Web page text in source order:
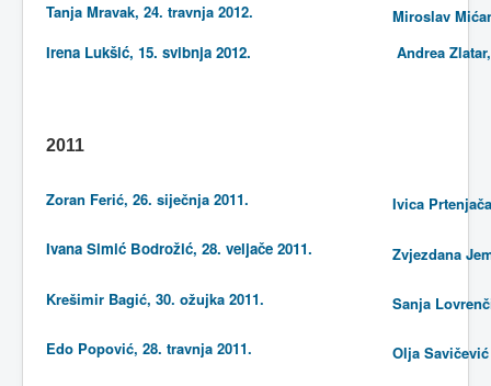
Tanja Mravak, 24. travnja 2012.
Miroslav
Irena Lukšić, 15. svibnja 2012.
Andrea
2011
Zoran Ferić, 26. siječnja 2011. Ivica
Ivana Simić Bodrožić, 28. veljače 2011. Zvjezdana
Krešimir Bagić, 30. ožujka 2011. Sanja
Edo Popović, 28. travnja 2011. Olja